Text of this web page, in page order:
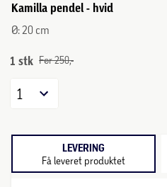
Kamilla pendel - hvid
Ø: 20 cm
1 stk Før 250,-
1
LEVERING
Få leveret produktet